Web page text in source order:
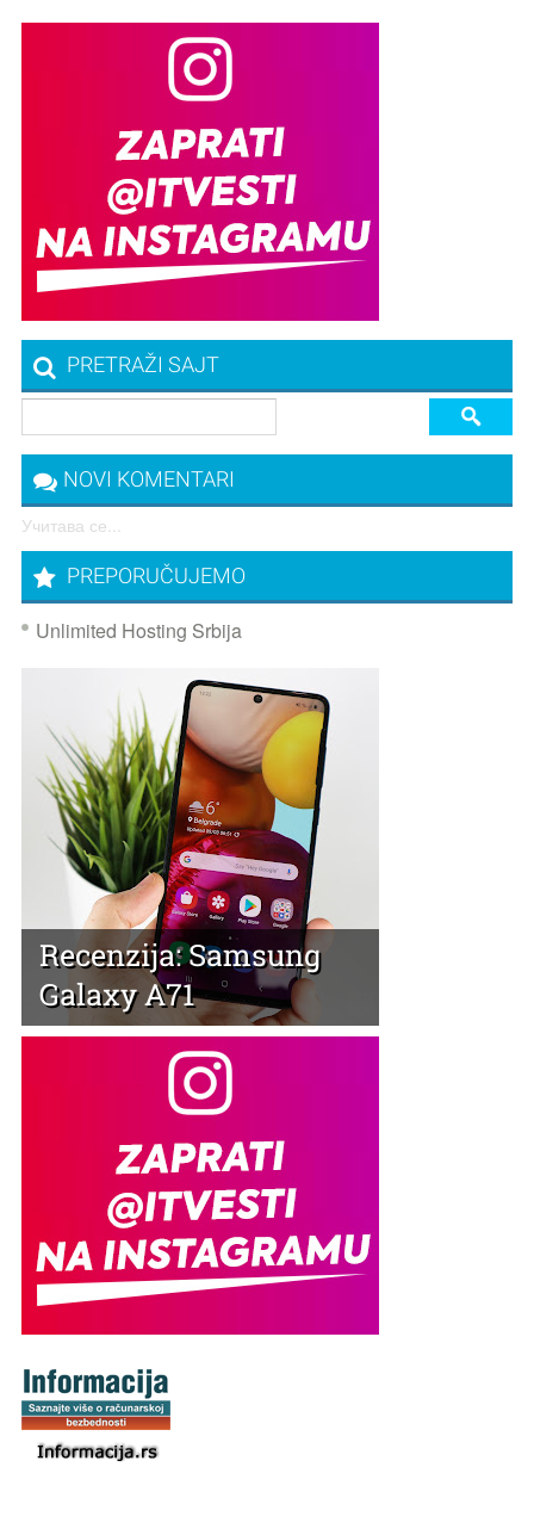
PRETRAŽI SAJT
NOVI KOMENTARI
Учитава се...
PREPORUČUJEMO
Unlimited Hosting Srbija
Recenzija: Samsung
Galaxy A71